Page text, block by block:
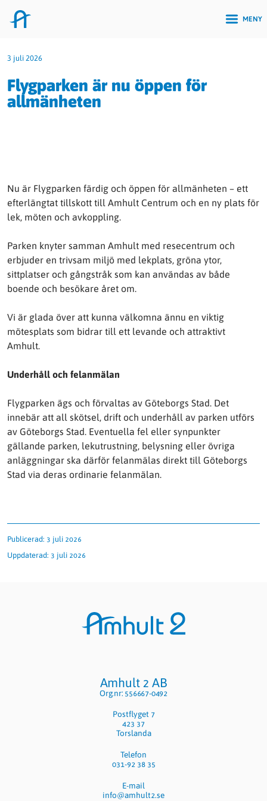
MENY
3 juli 2026
Flygparken är nu öppen för
allmänheten
Nu är Flygparken färdig och öppen för allmänheten – ett
efterlängtat tillskott till Amhult Centrum och en ny plats för
lek, möten och avkoppling.
Parken knyter samman Amhult med resecentrum och
erbjuder en trivsam miljö med lekplats, gröna ytor,
sittplatser och gångstråk som kan användas av både
boende och besökare året om.
Vi är glada över att kunna välkomna ännu en viktig
mötesplats som bidrar till ett levande och attraktivt
Amhult.
Underhåll och felanmälan
Flygparken ägs och förvaltas av Göteborgs Stad. Det
innebär att all skötsel, drift och underhåll av parken utförs
av Göteborgs Stad. Eventuella fel eller synpunkter
gällande parken, lekutrustning, belysning eller övriga
anläggningar ska därför felanmälas direkt till Göteborgs
Stad via deras ordinarie felanmälan.
Publicerad: 3 juli 2026
Uppdaterad: 3 juli 2026
Amhult 2 AB
Org.nr: 556667-0492
Postflyget 7
423 37
Torslanda
Telefon
031-92 38 35
E-mail
info@amhult2.se